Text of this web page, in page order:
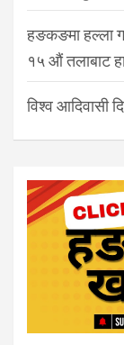
हङकङमा हल्ला
१५ औं तलाबाट
विश्व आदिवासी